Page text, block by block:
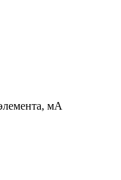
мА